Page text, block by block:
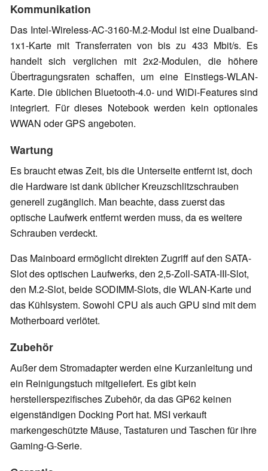
Kommunikation
Das Intel-Wireless-AC-3160-M.2-Modul ist eine Dualband-
1x1-Karte mit Transferraten von bis zu 433 Mbit/s. Es
handelt sich verglichen mit 2x2-Modulen, die höhere
Übertragungsraten schaffen, um eine Einstiegs-WLAN-
Karte. Die üblichen Bluetooth-4.0- und WiDi-Features sind
integriert. Für dieses Notebook werden kein optionales
WWAN oder GPS angeboten.
Wartung
Es braucht etwas Zeit, bis die Unterseite entfernt ist, doch
die Hardware ist dank üblicher Kreuzschlitzschrauben
generell zugänglich. Man beachte, dass zuerst das
optische Laufwerk entfernt werden muss, da es weitere
Schrauben verdeckt.
Das Mainboard ermöglicht direkten Zugriff auf den SATA-
Slot des optischen Laufwerks, den 2,5-Zoll-SATA-III-Slot,
den M.2-Slot, beide SODIMM-Slots, die WLAN-Karte und
das Kühlsystem. Sowohl CPU als auch GPU sind mit dem
Motherboard verlötet.
Zubehör
Außer dem Stromadapter werden eine Kurzanleitung und
ein Reinigungstuch mitgeliefert. Es gibt kein
herstellerspezifisches Zubehör, da das GP62 keinen
eigenständigen Docking Port hat. MSI verkauft
markengeschützte Mäuse, Tastaturen und Taschen für ihre
Gaming-G-Serie.